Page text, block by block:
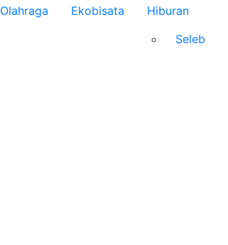
Olahraga Ekobisata
Hiburan
Seleb